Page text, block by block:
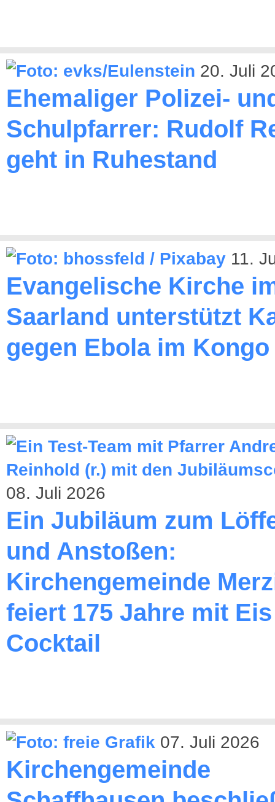
20. Juli
Ehemaliger Polizei-
Schulpfarrer: Rudolf
geht in Ruhestand
11.
Evangelische Kirche
Saarland unterstützt
gegen Ebola im Kongo
08. Juli 2026
Ein Jubiläum zum
und Anstoßen:
Kirchengemeinde
feiert 175 Jahre mit
Cocktail
07. Juli 2026
Kirchengemeinde